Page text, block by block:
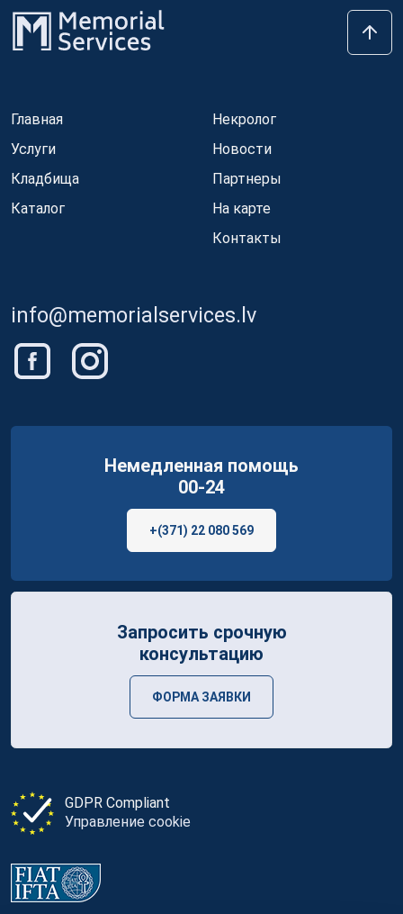
Главная
Услуги
Кладбища
Каталог
Некролог
Новости
Партнеры
На карте
Контакты
info@memorialservices.lv
GDPR Compliant
Управление cookie
Немедленная помощь
00-24
+(371) 22 080 569
Запросить срочную
консультацию
ФОРМА ЗАЯВКИ